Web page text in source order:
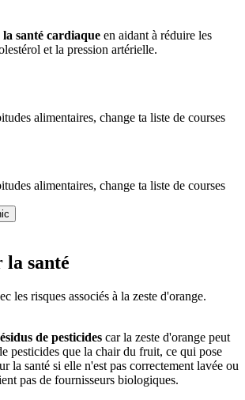
santé cardiaque en aidant à réduire les
et la pression artérielle.
alimentaires, change ta liste de courses
alimentaires, change ta liste de courses
la santé
les risques associés à la zeste d'orange.
de pesticides car la zeste d'orange peut
pesticides que la chair du fruit, ce qui pose
la santé si elle n'est pas correctement lavée ou
pas de fournisseurs biologiques.